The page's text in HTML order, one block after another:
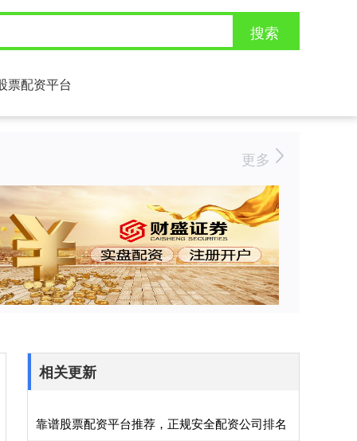
搜索
票配资平台
更多
相关更新
靠谱股票配资平台推荐，正规安全配资公司排名